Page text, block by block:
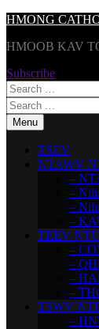
Skip
content
HMONG
HMOOB KAV
Subscribe
Search
for:
Search
for:Menu
TSEV
NTAWV
–
–
–
–
TEEV
–
–
–
–
TSWV
–